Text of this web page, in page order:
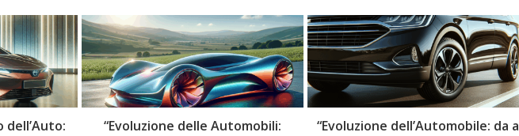
dell’Auto:
“Evoluzione delle Automobili:
“Evoluzione dell’Automobile: da a